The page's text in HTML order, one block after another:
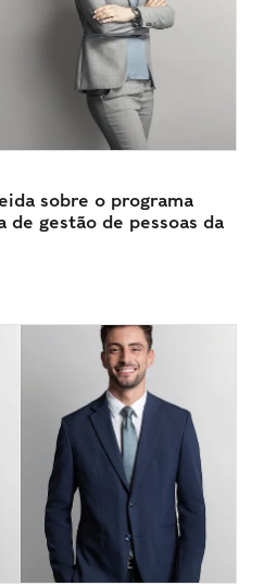
sobre o programa
de gestão de pessoas da